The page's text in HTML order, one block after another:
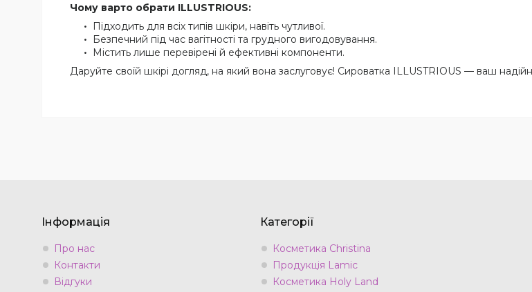
Чому варто обрати ILLUSTRIOUS:
Підходить для всіх типів шкіри, навіть чутливої.
Безпечний під час вагітності та грудного вигодовування.
Містить лише перевірені й ефективні компоненти.
Даруйте своїй шкірі догляд, на який вона заслуговує! Сироватка ILLUSTRIOUS — ваш
Інформація
Про нас
Контакти
Відгуки
Категорії
Косметика Christina
Продукція Lamic
Косметика Holy Land